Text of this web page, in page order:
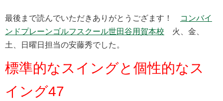
最後まで読んでいただきありがとうござます！
コンバイ
ンドプレーンゴルフスクール世田谷用賀本校 火、金、
土、日曜日担当の安藤秀でした。
標準的なスイングと個性的なス
イング47